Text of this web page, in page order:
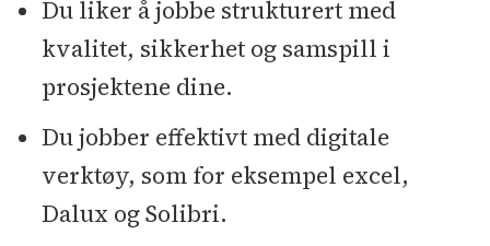
Du liker å jobbe strukturert med
kvalitet, sikkerhet og samspill i
prosjektene dine.
Du jobber effektivt med digitale
verktøy, som for eksempel excel,
Dalux og Solibri.